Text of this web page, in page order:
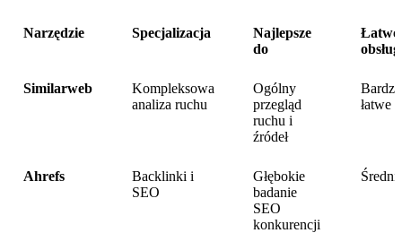
Narzędzie Specjalizacja
Najlepsze
do
Similarweb
Kompleksowa
analiza ruchu
Ogólny
przegląd
ruchu i
źródeł
Bardzo
łatwe
Ahrefs
Backlinki i
SEO
Głębokie
badanie
SEO
konkurencji